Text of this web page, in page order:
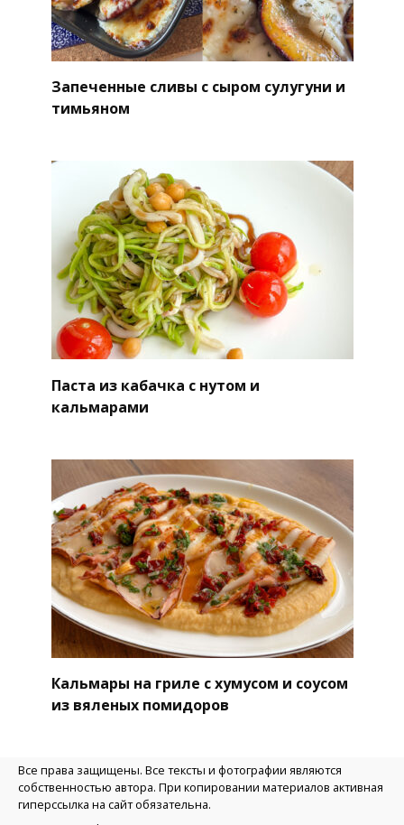
Запеченные сливы с сыром сулугуни и
тимьяном
Паста из кабачка с нутом и
кальмарами
Кальмары на гриле с хумусом и соусом
из вяленых помидоров
Все права защищены. Все тексты и фотографии являются
собственностью автора. При копировании материалов активная
гиперссылка на сайт обязательна.